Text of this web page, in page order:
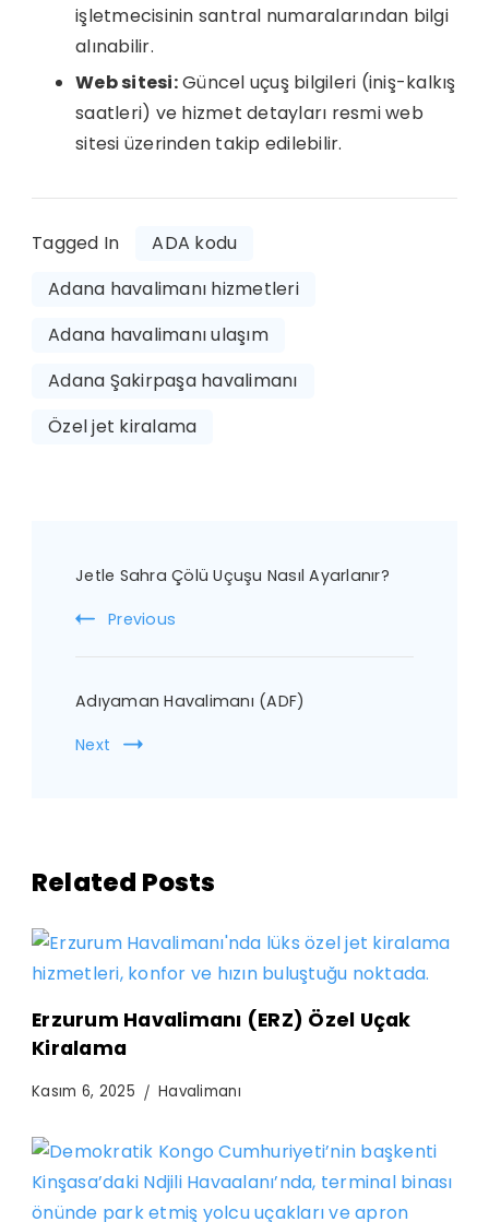
işletmecisinin santral numaralarından bilgi
alınabilir.
Web sitesi:Güncel uçuş bilgileri (iniş-kalkış
saatleri) ve hizmet detayları resmi web
sitesi üzerinden takip edilebilir.
Tagged In
ADA kodu
Adana havalimanı hizmetleri
Adana havalimanı ulaşım
Adana Şakirpaşa havalimanı
Özel jet kiralama
Navigation
Jetle Sahra Çölü Uçuşu Nasıl Ayarlanır?
Previous
Adıyaman Havalimanı (ADF)
Next
Related Posts
Erzurum Havalimanı (ERZ) Özel Uçak
Kiralama
Kasım 6, 2025 Havalimanı